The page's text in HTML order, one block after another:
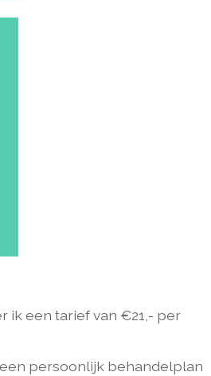
ik een tarief van €21,- per
persoonlijk behandelplan